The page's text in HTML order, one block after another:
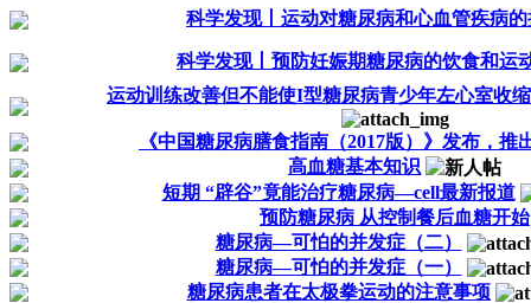
科学发现丨运动对糖尿病和心血管疾病
科学发现丨预防妊娠期糖尿病的饮食和运
运动训练改善但不能使I型糖尿病青少年左心室收
《中国糖尿病膳食指南（2017版）》发布，推
高血糖基本知识
短期 “辟谷”竟能治疗糖尿病—cell最新报道
预防糖尿病 从控制餐后血糖开始
糖尿病—可怕的并发症（二）
糖尿病—可怕的并发症（一）
糖尿病患者在太极拳运动的注意事项